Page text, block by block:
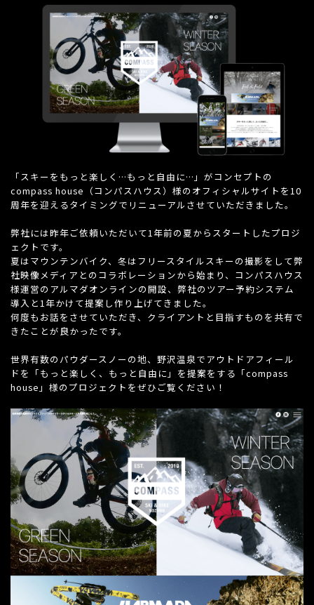
「スキーをもっと楽しく…もっと自由に…」がコンセプトの
compass house（コンパスハウス）様のオフィシャルサイトを10
周年を迎えるタイミングでリニューアルさせていただきました。
弊社には昨年ご依頼いただいて1年前の夏からスタートしたプロジ
ェクトです。
夏はマウンテンバイク、冬はフリースタイルスキーの撮影をして弊
社映像メディアとのコラボレーションから始まり、コンパスハウス
様運営のアルマダオンラインの開設、弊社のツアー予約システム
導入と1年かけて提案し作り上げてきました。
何度もお話をさせていただき、クライアントと目指すものを共有で
きたことが良かったです。
世界有数のパウダースノーの地、野沢温泉でアウトドアフィール
ドを「もっと楽しく、もっと自由に」を提案をする「compass
house」様のプロジェクトをぜひご覧ください！